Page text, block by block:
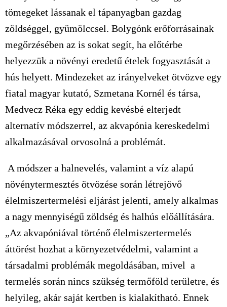
tömegeket lássanak el tápanyagban gazdag
zöldséggel, gyümölccsel. Bolygónk erőforrásainak
megőrzésében az is sokat segít, ha előtérbe
helyezzük a növényi eredetű ételek fogyasztását a
hús helyett. Mindezeket az irányelveket ötvözve egy
fiatal magyar kutató, Szmetana Kornél és társa,
Medvecz Réka egy eddig kevésbé elterjedt
alternatív módszerrel, az akvapónia kereskedelmi
alkalmazásával orvosolná a problémát.
A módszer a halnevelés, valamint a víz alapú
növénytermesztés ötvözése során létrejövő
élelmiszertermelési eljárást jelenti, amely alkalmas
a nagy mennyiségű zöldség és halhús előállítására.
„Az akvapóniával történő élelmiszertermelés
áttörést hozhat a környezetvédelmi, valamint a
társadalmi problémák megoldásában, mivel a
termelés során nincs szükség termőföld területre, és
helyileg, akár saját kertben is kialakítható. Ennek